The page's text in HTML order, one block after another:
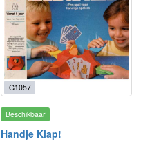
G1057
Beschikbaar
Handje Klap!